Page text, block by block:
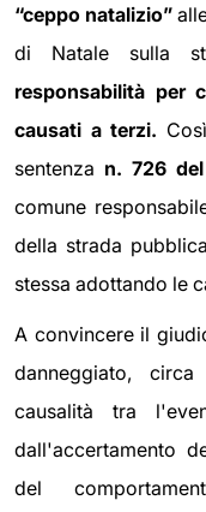
“ceppo natalizio”
di Natale sulla
responsabilità per
causati a terzi.
sentenza n. 726
comune
della strada
stessa adottando le
A convincere il
danneggiato,
causalità tra
dall'accertamento
del